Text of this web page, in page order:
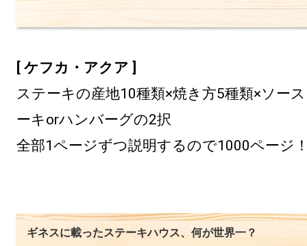
[ ケフカ・アクア ]
ステーキの産地10種類×焼き方5種類×ソー
ーキorハンバーグの2択
全部1ページずつ説明するので1000ページ
ギネスに載ったステーキハウス、何が世界一？